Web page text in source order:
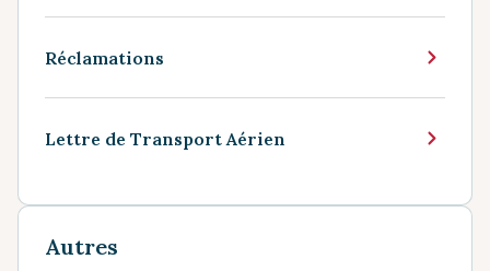
Réclamations
Lettre de Transport Aérien
Autres